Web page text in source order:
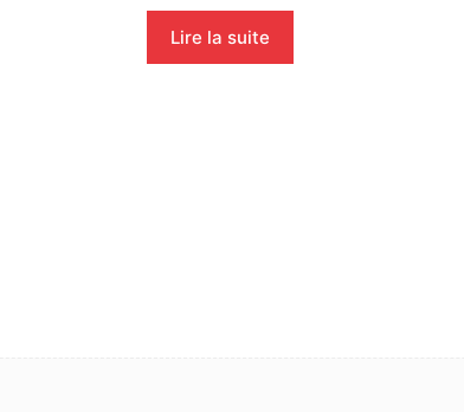
Lire la suite